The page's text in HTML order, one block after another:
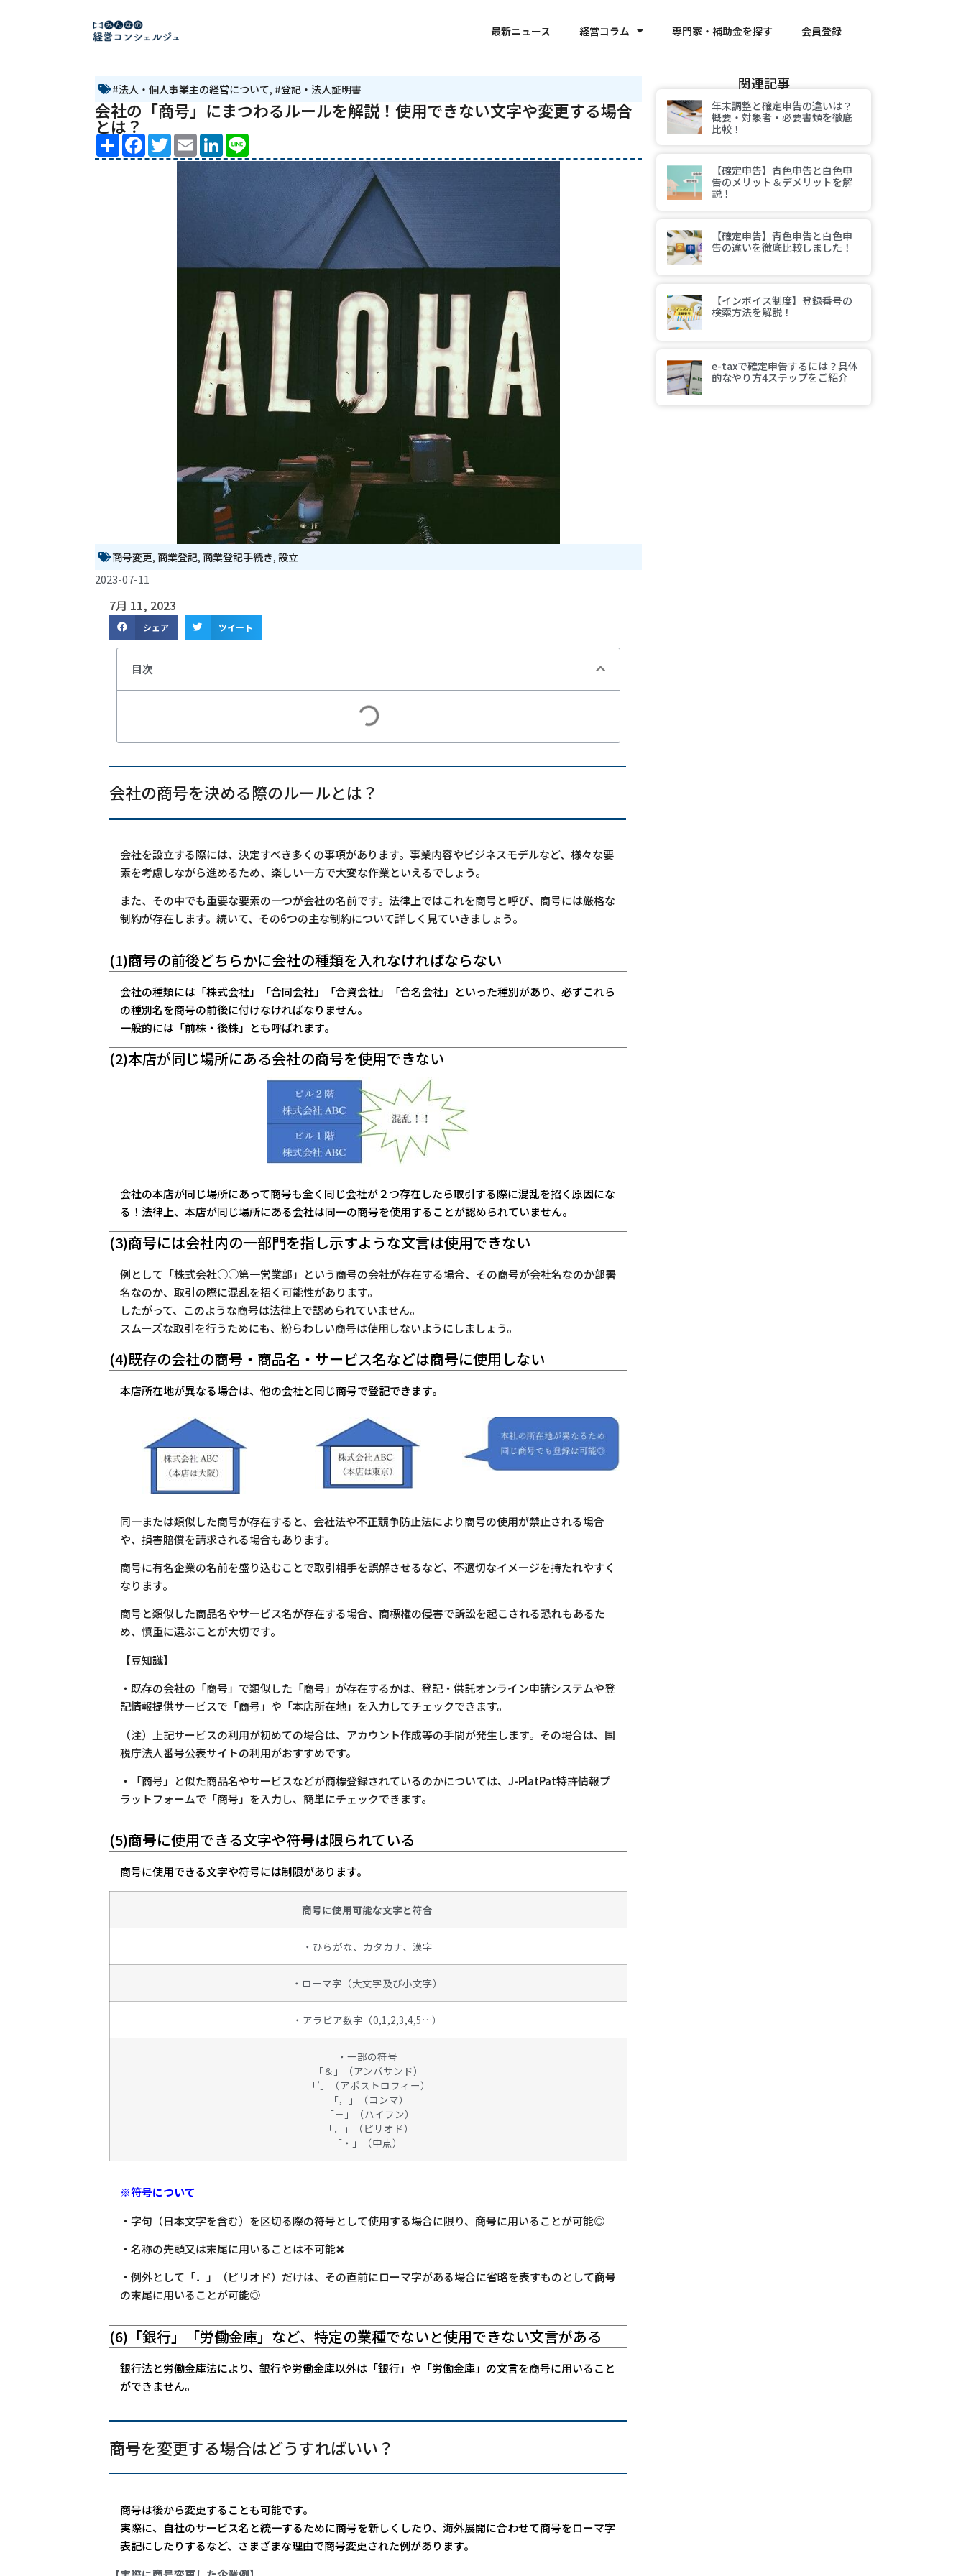
最新ニュース 経営コラム 専門家・補助金を探す 会員登録
#法人・個人事業主の経営について, #登記・法人証明書
会社の「商号」にまつわるルールを解説！使用できない文字や変更する場合
とは？
ShareFacebook
TwitterEmailLinkedIn
商号変更, 商業登記, 商業登記手続き, 設立
2023-07-11
7月 11, 2023
シェア ツイート
目次
会社の商号を決める際のルールとは？
会社を設立する際には、決定すべき多くの事項があります。事業内容やビジネスモデルなど、様々な要
素を考慮しながら進めるため、楽しい一方で大変な作業といえるでしょう。
また、その中でも重要な要素の一つが会社の名前です。法律上ではこれを商号と呼び、商号には厳格な
制約が存在します。続いて、その6つの主な制約について詳しく見ていきましょう。
(1)商号の前後どちらかに会社の種類を入れなければならない
会社の種類には「株式会社」「合同会社」「合資会社」「合名会社」といった種別があり、 必ずこれら
の種別名を商号の前後に付けなければなりません。
一般的には「前株・後株」とも呼ばれます。
(2)本店が同じ場所にある会社の商号を使用できない
会社の本店が同じ場所にあって商号も全く同じ会社が２つ存在したら取引する際に混乱を招く原因にな
る！法律上、本店が同じ場所にある会社は同一の商号を使用することが認められていません。
(3)商号には会社内の一部門を指し示すような文言は使用できない
例として「株式会社○○第一営業部」という商号の会社が存在する場合、その商号が会社名なのか部署
名なのか、取引の際に混乱を招く可能性があります。
したがって、このような商号は法律上で認められていません。
スムーズな取引を行うためにも、紛らわしい商号は使用しないようにしましょう。
(4)既存の会社の商号・商品名・サービス名などは商号に使用しない
本店所在地が異なる場合は、他の会社と同じ商号で登記できます。
同一または類似した商号が存在すると、会社法や不正競争防止法により商号の使用が禁止される場合
や、損害賠償を請求される場合もあります。
商号に有名企業の名前を盛り込むことで取引相手を誤解させるなど、不適切なイメージを持たれやすく
なります。
商号と類似した商品名やサービス名が存在する場合、商標権の侵害で訴訟を起こされる恐れもあるた
め、慎重に選ぶことが大切です。
【豆知識】
・既存の会社の「商号」で類似した「商号」が存在するかは、登記・供託オンライン申請システムや登
記情報提供サービスで「商号」や「本店所在地」を入力してチェックできます。
（注）上記サービスの利用が初めての場合は、アカウント作成等の手間が発生します。その場合は、国
税庁法人番号公表サイトの利用がおすすめです。
・「商号」と似た商品名やサービスなどが商標登録されているのかについては、J-PlatPat特許情報プ
ラットフォームで「商号」を入力し、簡単にチェックできます。
(5)商号に使用できる文字や符号は限られている
商号に使用できる文字や符号には制限があります。
商号に使用可能な文字と符合
・ひらがな、カタカナ、漢字
・ローマ字（大文字及び小文字）
・アラビア数字（0,1,2,3,4,5…）
・一部の符号
「＆」（アンバサンド）
「’」（アポストロフィー）
「，」（コンマ）
「－」（ハイフン）
「．」（ピリオド）
「・」（中点）
※符号について
・字句（日本文字を含む）を区切る際の符号として使用する場合に限り、 商号に用いることが可能◎
・名称の先頭又は末尾に用いることは不可能✖
・例外として「．」（ピリオド）だけは、その直前にローマ字がある場合に省略を表すものとして商号
の末尾に用いることが可能◎
(6)「銀行」「労働金庫」など、特定の業種でないと使用できない文言がある
銀行法と労働金庫法により、銀行や労働金庫以外は「銀行」や「労働金庫」の文言を商号に用いること
ができません。
商号を変更する場合はどうすればいい？
商号は後から変更することも可能です。
実際に、自社のサービス名と統一するために商号を新しくしたり、海外展開に合わせて商号をローマ字
表記にしたりするなど、さまざまな理由で商号変更された例があります。
関連記事
年末調整と確定申告の違いは？
概要・対象者・必要書類を徹底
比較！
【確定申告】青色申告と白色申
告のメリット＆デメリットを解
説！
【確定申告】青色申告と白色申
告の違いを徹底比較しました！
【インボイス制度】登録番号の
検索方法を解説！
e-taxで確定申告するには？具体
的なやり方4ステップをご紹介